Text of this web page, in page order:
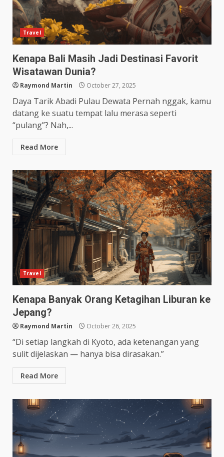
Travel
Kenapa Bali Masih Jadi Destinasi Favorit
Wisatawan Dunia?
Raymond Martin October 27, 2025
Daya Tarik Abadi Pulau Dewata Pernah nggak, kamu
datang ke suatu tempat lalu merasa seperti
“pulang”? Nah,...
Read More
Travel
Kenapa Banyak Orang Ketagihan Liburan ke
Jepang?
Raymond Martin October 26, 2025
“Di setiap langkah di Kyoto, ada ketenangan yang
sulit dijelaskan — hanya bisa dirasakan.”
Read More